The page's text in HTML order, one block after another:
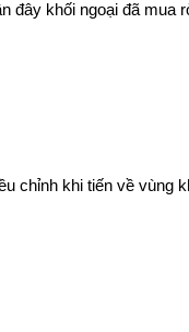
đây khối ngoại đã
chỉnh khi tiến về vùng